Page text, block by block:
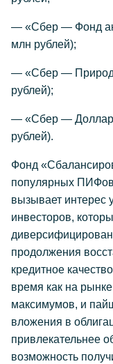
— «Сбер — Фонд
млн рублей);
— «Сбер —
рублей);
— «Сбер —
рублей).
Фонд
популярных
вызывает интерес
инвесторов,
продолжения
кредитное
время как на
максимумов, и
вложения в
привлекательнее
возможность